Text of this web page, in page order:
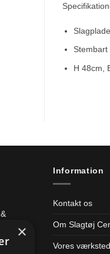
Stembart
H 48cm,
og
Information
Kontakt os
Om Slagtøj
Vores værksted
×